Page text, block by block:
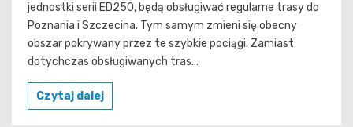
jednostki serii ED250, będą obsługiwać regularne trasy do
Poznania i Szczecina. Tym samym zmieni się obecny
obszar pokrywany przez te szybkie pociągi. Zamiast
dotychczas obsługiwanych tras...
Czytaj dalej